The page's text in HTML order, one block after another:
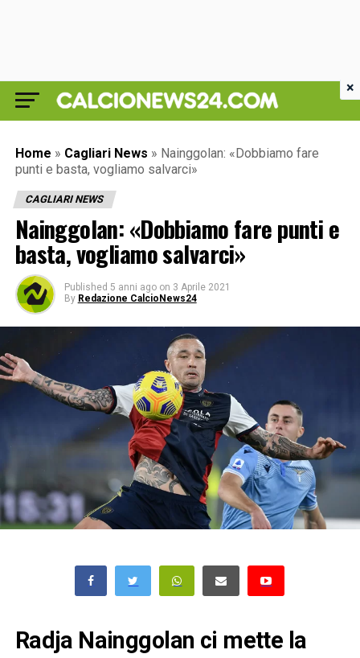
Home » Cagliari News » Nainggolan: «Dobbiamo fare
punti e basta, vogliamo salvarci»
CAGLIARI NEWS
Nainggolan: «Dobbiamo fare punti e
basta, vogliamo salvarci»
Published 5 anni ago on 3 Aprile 2021
By Redazione CalcioNews24
Radja Nainggolan ci mette la
×